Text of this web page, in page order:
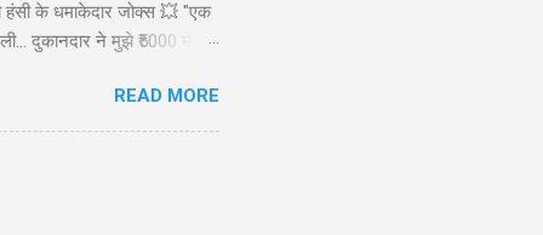
हंसी के धमाकेदार जोक्स 💥 "एक
दुकानदार ने मुझे ₹5000 में
लिए! 😜" Copy "मारवाड़ी पति ने
READ MORE